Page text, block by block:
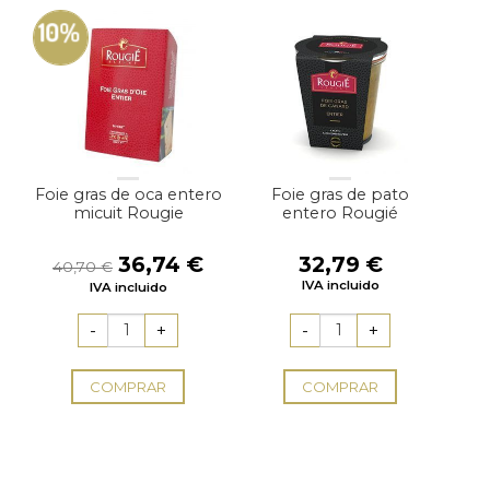
10%
Foie gras de oca entero
micuit Rougie
40,70€ El
precio
era:
40,70 €.
36,74 €El
36,74 €.
IVA incluido
COMPRAR
Foie gras de pato
entero Rougié
32,79 €
IVA incluido
COMPRAR